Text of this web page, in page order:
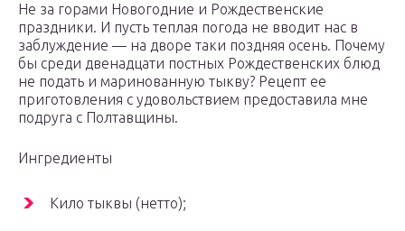
Не за горами Новогодние и Рождественские
праздники. И пусть теплая погода не вводит нас в
заблуждение — на дворе таки поздняя осень. Почему
бы среди двенадцати постных Рождественских блюд
не подать и маринованную тыкву? Рецепт ее
приготовления с удовольствием предоставила мне
подруга с Полтавщины.
Ингредиенты
Кило тыквы (нетто);